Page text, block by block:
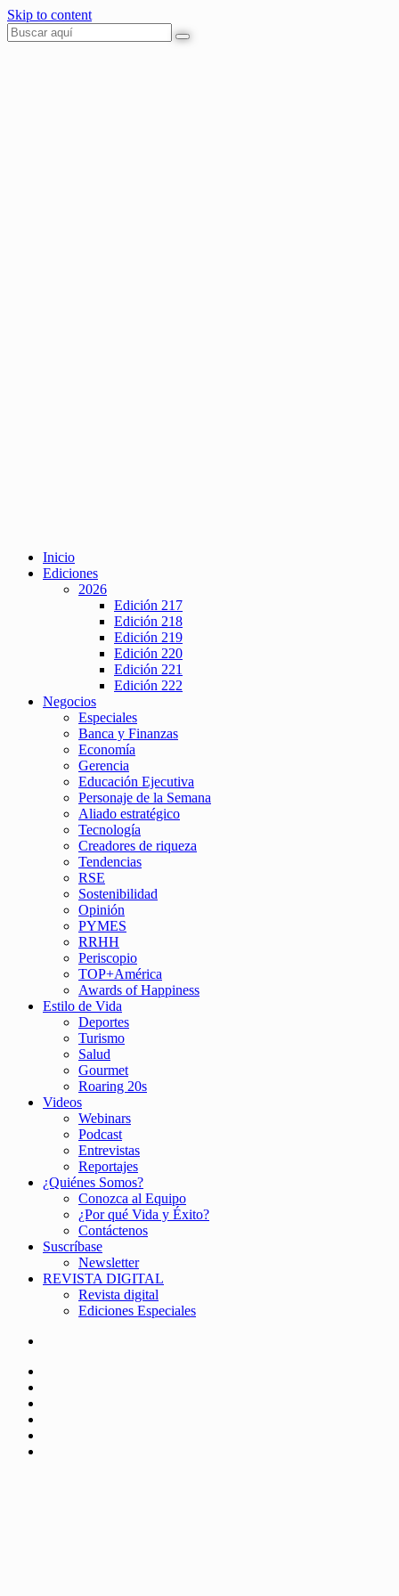
Skip to content
Inicio
Ediciones
2026
Edición 217
Edición 218
Edición 219
Edición 220
Edición 221
Edición 222
Negocios
Especiales
Banca y Finanzas
Economía
Gerencia
Educación Ejecutiva
Personaje de la Semana
Aliado estratégico
Tecnología
Creadores de riqueza
Tendencias
RSE
Sostenibilidad
Opinión
PYMES
RRHH
Periscopio
TOP+América
Awards of Happiness
Estilo de Vida
Deportes
Turismo
Salud
Gourmet
Roaring 20s
Videos
Webinars
Podcast
Entrevistas
Reportajes
¿Quiénes Somos?
Conozca al Equipo
¿Por qué Vida y Éxito?
Contáctenos
Suscríbase
Newsletter
REVISTA DIGITAL
Revista digital
Ediciones Especiales